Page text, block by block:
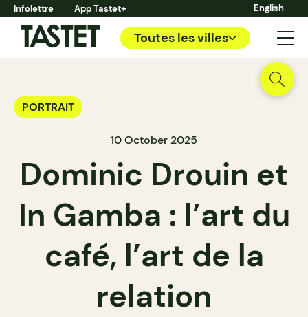
Infolettre App Tastet+ English
Toutes les villes
PORTRAIT
10 October 2025
Dominic Drouin et
In Gamba : l’art du
café, l’art de la
relation